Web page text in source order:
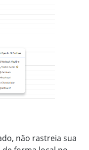
não rastreia sua